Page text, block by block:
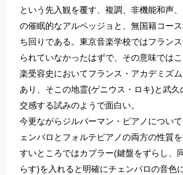
という先入観を覆す、複調、非機能和声
の催眠的なアルペッジョと、無国籍コー
ち回りである。東京音楽学校ではフラン
られていなかったはずで、その意味では
楽受容史においてフランス・アカデミズ
あり、そこの地霊(ゲニウス・ロキ)と武久
交感する試みのようで面白い。
今更ながらジルバーマン・ピアノについ
ェンバロとフォルテピアノの両方の性質
すいところではカプラー(鍵盤をずらし、
らす)を入れると明確にチェンバロの音色